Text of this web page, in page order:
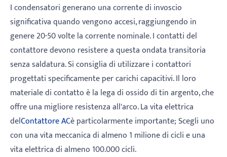
I condensatori generano una corrente di invoscio
significativa quando vengono accesi, raggiungendo in
genere 20-50 volte la corrente nominale. I contatti del
contattore devono resistere a questa ondata transitoria
senza saldatura. Si consiglia di utilizzare i contattori
progettati specificamente per carichi capacitivi. Il loro
materiale di contatto è la lega di ossido di tin argento, che
offre una migliore resistenza all'arco. La vita elettrica
delContattore ACè particolarmente importante; Scegli uno
con una vita meccanica di almeno 1 milione di cicli e una
vita elettrica di almeno 100.000 cicli.